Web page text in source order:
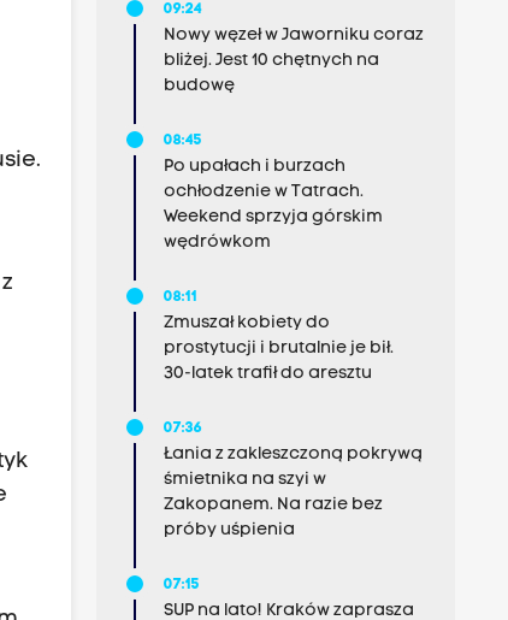
09:24
Nowy węzeł w Jaworniku coraz
bliżej. Jest 10 chętnych na
budowę
08:45
Po upałach i burzach
ochłodzenie w Tatrach.
Weekend sprzyja górskim
wędrówkom
08:11
Zmuszał kobiety do
prostytucji i brutalnie je bił.
30-latek trafił do aresztu
07:36
Łania z zakleszczoną pokrywą
śmietnika na szyi w
Zakopanem. Na razie bez
próby uśpienia
07:15
SUP na lato! Kraków zaprasza